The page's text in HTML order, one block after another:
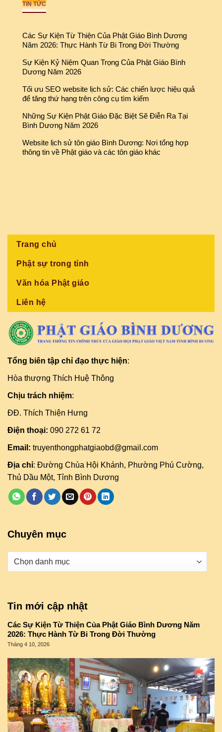
TIN TỨC
Các Sự Kiện Từ Thiện Của Phật Giáo Bình Dương
Năm 2026: Thực Hành Từ Bi Trong Đời Thường
Sự Kiện Kỷ Niệm Quan Trọng Của Phật Giáo Bình
Dương Năm 2026
Tối ưu SEO website lịch sử: Các chiến lược hiệu quả
để tăng thứ hạng trên công cụ tìm kiếm
Những Sự Kiện Phật Giáo Đặc Biệt Sẽ Điễn Ra Tại
Bình Dương Năm 2026
Website lịch sử tôn giáo Bình Dương: Nơi tổng hợp
thông tin về Phật giáo và các tôn giáo khác
Trang chủ
Phật sự trong tỉnh
Văn hóa Phật giáo
Liên hệ
Tổng biên tập chỉ đạo thực hiện:
Hòa thượng Thích Huệ Thông
Chịu trách nhiệm:
ĐĐ. Thích Thiện Hưng
Điện thoại: 090 272 61 72
Email: truyenthongphatgiaobd@gmail.com
Địa chỉ: Đường Chùa Hội Khánh, Phường Phú Cường,
Thủ Dầu Một, Tỉnh Bình Dương
Chuyên mục
Danh
Tin mới cập nhật
Các Sự Kiện Từ Thiện Của Phật Giáo Bình Dương Năm
2026: Thực Hành Từ Bi Trong Đời Thường
Tháng 4 10, 2026